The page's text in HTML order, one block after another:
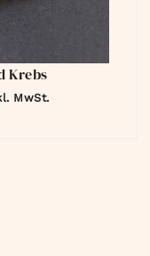
Krebs
MwSt.